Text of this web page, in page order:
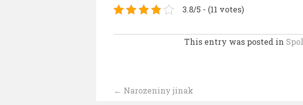
3.8/5 - (11 votes)
This entry was posted in
Navigace
← Narozeniny jinak